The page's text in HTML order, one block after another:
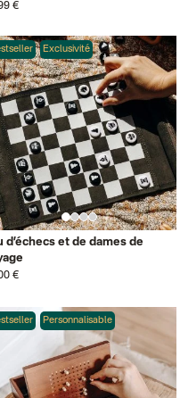
€
Exclusivité
d’échecs et de dames de
€
Personnalisable